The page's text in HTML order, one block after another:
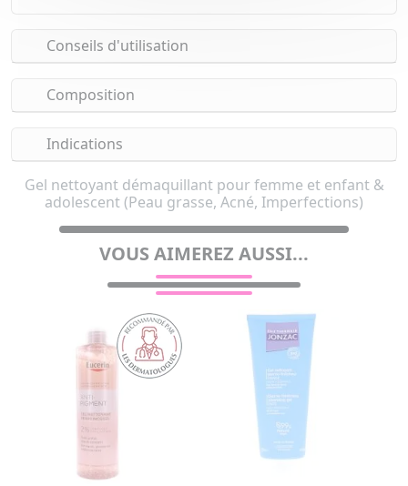
Conseils d'utilisation
Composition
Indications
Gel nettoyant démaquillant pour femme et enfant &
adolescent (Peau grasse, Acné, Imperfections)
VOUS AIMEREZ AUSSI...